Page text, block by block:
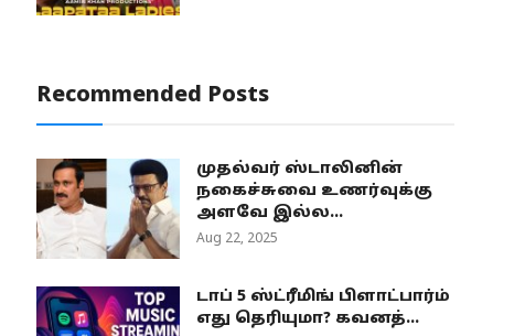
Recommended Posts
முதல்வர் ஸ்டாலினின்
நகைச்சுவை உணர்வுக்கு
அளவே இல்ல...
Aug 22, 2025
டாப் 5 ஸ்ட்ரீமிங் பிளாட்பார்ம்
எது தெரியுமா? கவனத்...